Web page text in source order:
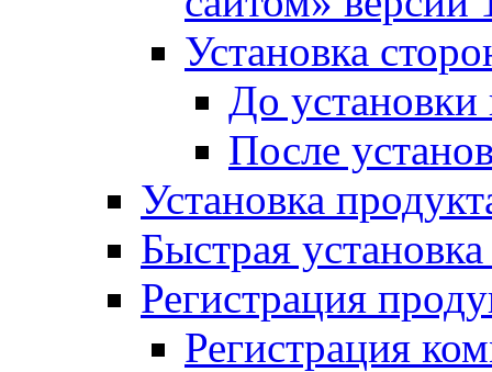
Установка
До установки
После
Установка
Быстрая
Регистрация
Регистрация